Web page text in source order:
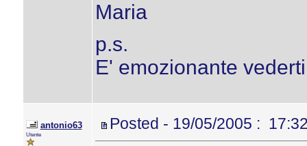
Maria
p.s.
E' emozionante
antonio63
Utente
Posted - 19/05/2005 :